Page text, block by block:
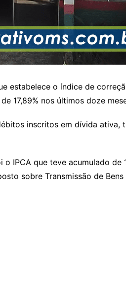
estabelece o índice de
17,89% nos últimos doze
inscritos em dívida ativa,
IPCA que teve acumulado
sobre Transmissão de